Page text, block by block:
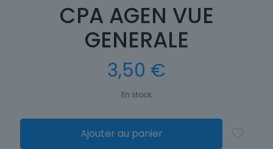
CPA AGEN VUE
GENERALE
3,50 €
En stock
Ajouter au panier